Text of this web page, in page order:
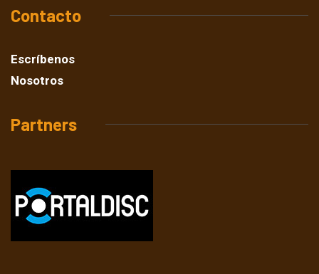
Contacto
Escríbenos
Nosotros
Partners